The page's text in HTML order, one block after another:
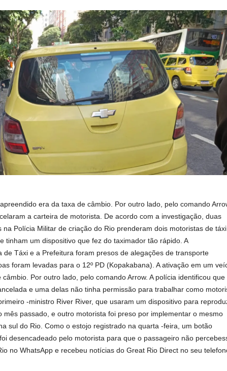
era da taxa de câmbio. Por outro lado, pelo comando
a carteira de motorista. De acordo com a investigação, duas
na Polícia Militar de criação do Rio prenderam dois motoristas de
tinham um dispositivo que fez do taximador tão rápido. A
de Táxi e a Prefeitura foram presos de alegações de transporte
foram levadas para o 12º PD (Kopakabana). A ativação em um
Por outro lado, pelo comando Arrow. A polícia identificou que
e uma delas não tinha permissão para trabalhar como
-ministro River River, que usaram um dispositivo para
mês passado, e outro motorista foi preso por implementar o mesmo
sul do Rio. Como o estojo registrado na quarta -feira, um botão
desencadeado pelo motorista para que o passageiro não
no WhatsApp e recebeu notícias do Great Rio Direct no seu